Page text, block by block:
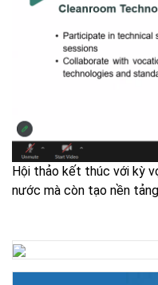
Hội thảo kết thúc với kỳ
nước mà còn tạo nền